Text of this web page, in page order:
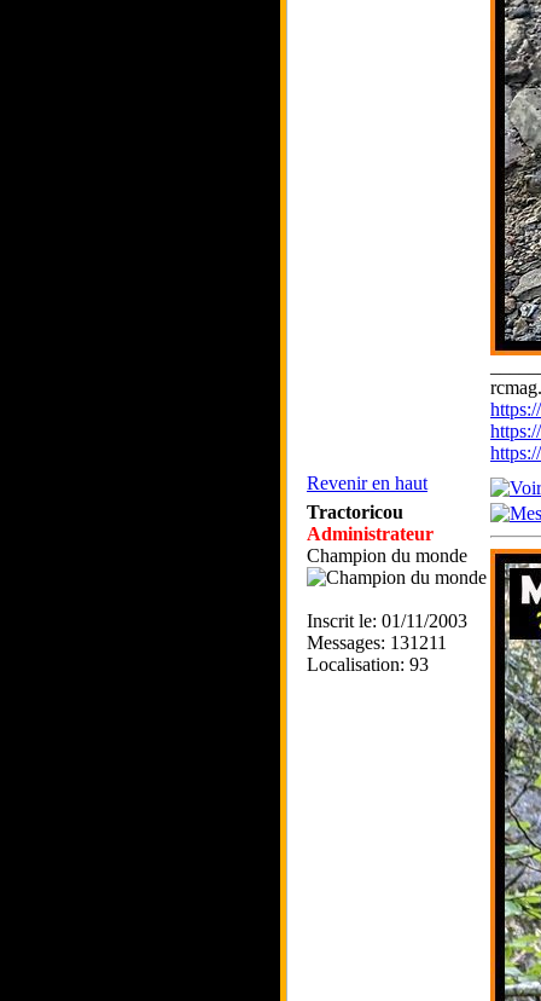
Revenir en haut
Tractoricou
Administrateur
Champion du monde
Inscrit le: 01/11/2003
Messages: 131211
Localisation: 93